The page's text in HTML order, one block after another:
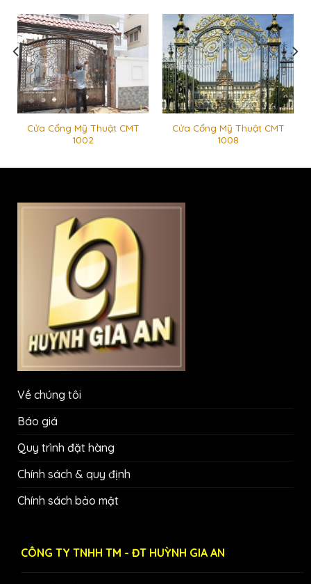
Cửa Cổng Mỹ Thuật CMT
1002
Cửa Cổng Mỹ Thuật CMT
1008
Về chúng tôi
Báo giá
Quy trình đặt hàng
Chính sách & quy định
Chính sách bảo mật
CÔNG TY TNHH TM - ĐT HUỲNH GIA AN